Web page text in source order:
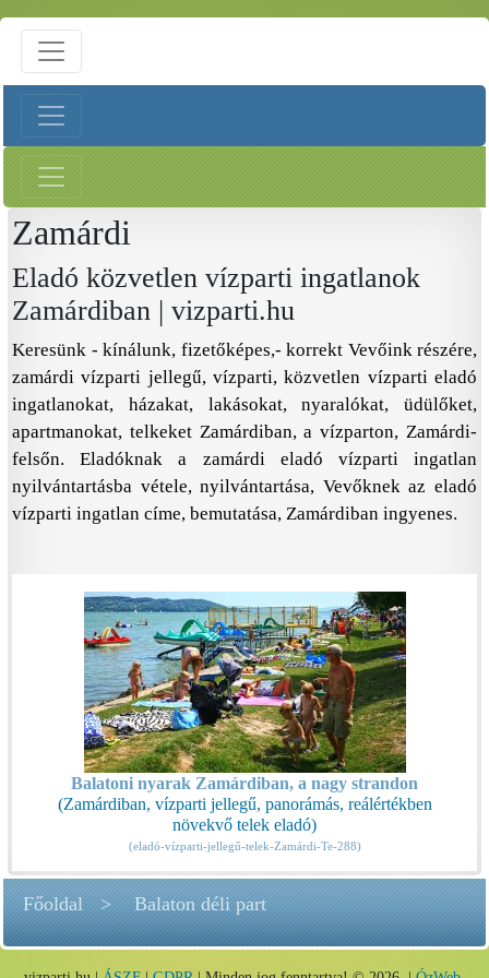
Zamárdi
Eladó közvetlen vízparti ingatlanok
Zamárdiban | vizparti.hu
Keresünk - kínálunk, fizetőképes,- korrekt Vevőink részére,
zamárdi vízparti jellegű, vízparti, közvetlen vízparti eladó
ingatlanokat, házakat, lakásokat, nyaralókat, üdülőket,
apartmanokat, telkeket Zamárdiban, a vízparton, Zamárdi-
felsőn. Eladóknak a zamárdi eladó vízparti ingatlan
nyilvántartásba vétele, nyilvántartása, Vevőknek az eladó
vízparti ingatlan címe, bemutatása, Zamárdiban ingyenes.
Balatoni nyarak Zamárdiban, a nagy strandon
(Zamárdiban, vízparti jellegű, panorámás, reálértékben
növekvő telek eladó)
(eladó-vízparti-jellegű-telek-Zamárdi-Te-288)
Főoldal Balaton déli part